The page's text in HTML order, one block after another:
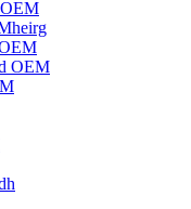
OEM
OEM